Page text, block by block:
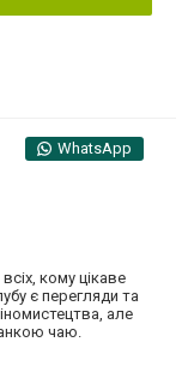
WhatsApp
кому цікаве
є перегляди та
але
чаю.